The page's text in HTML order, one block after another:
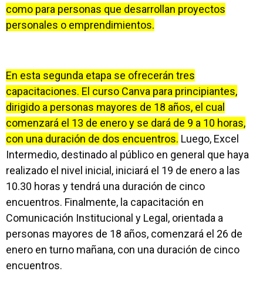
como para personas que desarrollan proyectos
personales o emprendimientos.
En esta segunda etapa se ofrecerán tres
capacitaciones. El curso Canva para principiantes,
dirigido a personas mayores de 18 años, el cual
comenzará el 13 de enero y se dará de 9 a 10 horas,
con una duración de dos encuentros. Luego, Excel
Intermedio, destinado al público en general que haya
realizado el nivel inicial, iniciará el 19 de enero a las
10.30 horas y tendrá una duración de cinco
encuentros. Finalmente, la capacitación en
Comunicación Institucional y Legal, orientada a
personas mayores de 18 años, comenzará el 26 de
enero en turno mañana, con una duración de cinco
encuentros.